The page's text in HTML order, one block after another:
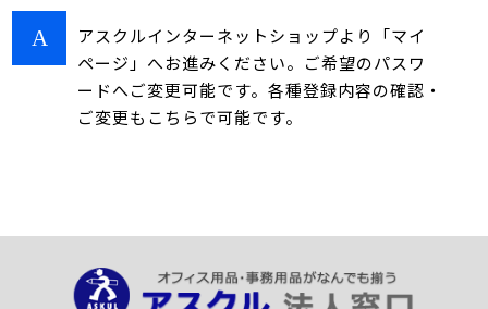
アスクルインターネットショップより「マイ
ページ」へお進みください。ご希望のパスワ
ードへご変更可能です。各種登録内容の確認・
ご変更もこちらで可能です。